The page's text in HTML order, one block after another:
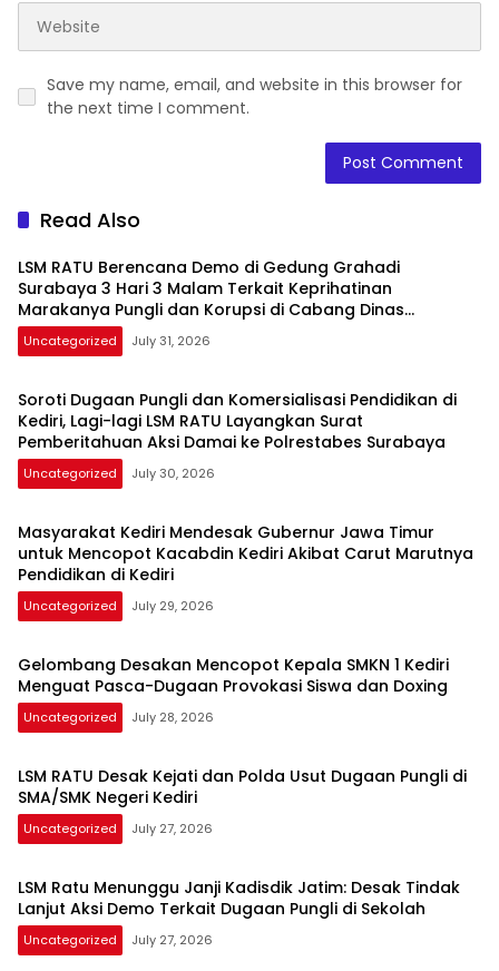
Save my name, email, and website in this browser for
the next time I comment.
Read Also
LSM RATU Berencana Demo di Gedung Grahadi
Surabaya 3 Hari 3 Malam Terkait Keprihatinan
Marakanya Pungli dan Korupsi di Cabang Dinas
Pendidikan Kediri
Uncategorized July 31, 2026
Soroti Dugaan Pungli dan Komersialisasi Pendidikan di
Kediri, Lagi-lagi LSM RATU Layangkan Surat
Pemberitahuan Aksi Damai ke Polrestabes Surabaya
Uncategorized July 30, 2026
Masyarakat Kediri Mendesak Gubernur Jawa Timur
untuk Mencopot Kacabdin Kediri Akibat Carut Marutnya
Pendidikan di Kediri
Uncategorized July 29, 2026
Gelombang Desakan Mencopot Kepala SMKN 1 Kediri
Menguat Pasca-Dugaan Provokasi Siswa dan Doxing
Uncategorized July 28, 2026
LSM RATU Desak Kejati dan Polda Usut Dugaan Pungli di
SMA/SMK Negeri Kediri
Uncategorized July 27, 2026
LSM Ratu Menunggu Janji Kadisdik Jatim: Desak Tindak
Lanjut Aksi Demo Terkait Dugaan Pungli di Sekolah
Uncategorized July 27, 2026